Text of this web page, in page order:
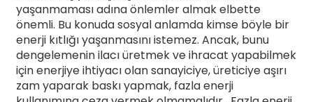
yaşanmaması adına önlemler almak elbette
önemli. Bu konuda sosyal anlamda kimse böyle bir
enerji kıtlığı yaşanmasını istemez. Ancak, bunu
dengelemenin ilacı üretmek ve ihracat yapabilmek
için enerjiye ihtiyacı olan sanayiciye, üreticiye aşırı
zam yaparak baskı yapmak, fazla enerji